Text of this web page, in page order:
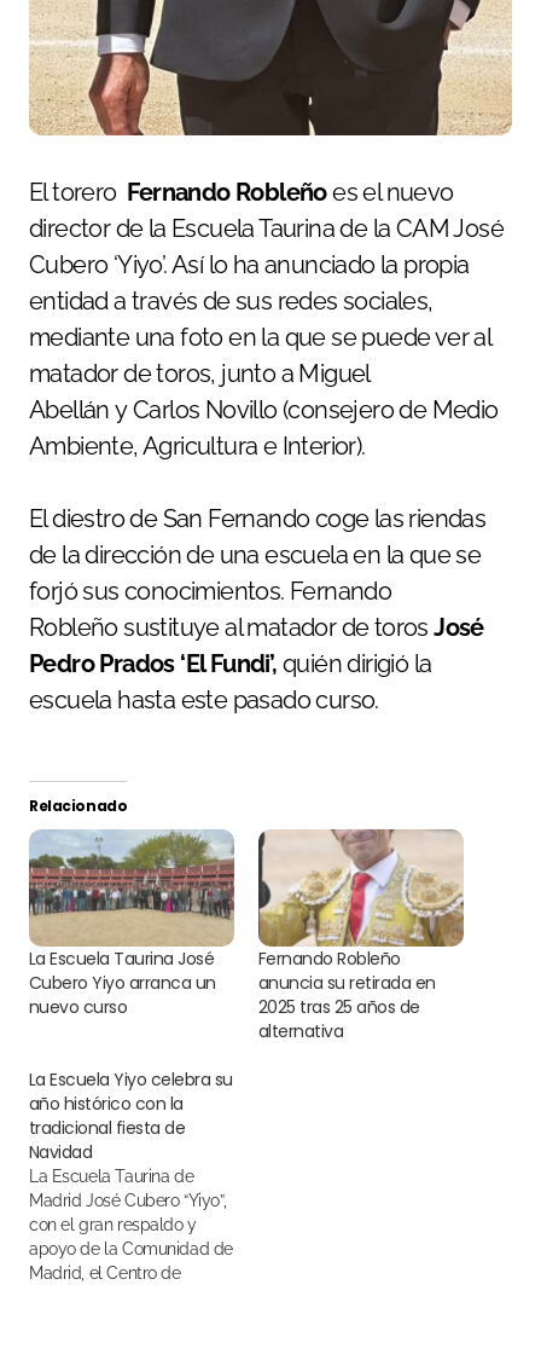
El torero Fernando Robleñoes el nuevo
director de la Escuela Taurina de la CAM José
Cubero ‘Yiyo’. Así lo ha anunciado la propia
entidad a través de sus redes sociales,
mediante una foto en la que se puede ver al
matador de toros, junto a Miguel
Abellán y Carlos Novillo (consejero de Medio
Ambiente, Agricultura e Interior).
El diestro de San Fernando coge las riendas
de la dirección de una escuela en la que se
forjó sus conocimientos. Fernando
Robleño sustituye al matador de torosJosé
Pedro Prados ‘El Fundi’, quién dirigió la
escuela hasta este pasado curso.
Relacionado
La Escuela Taurina José
Cubero Yiyo arranca un
nuevo curso
Fernando Robleño
anuncia su retirada en
2025 tras 25 años de
alternativa
La Escuela Yiyo celebra su
año histórico con la
tradicional fiesta de
Navidad
Madrid José Cubero “Yiyo”,
con el gran respaldo y
apoyo de la Comunidad de
Madrid, el Centro de